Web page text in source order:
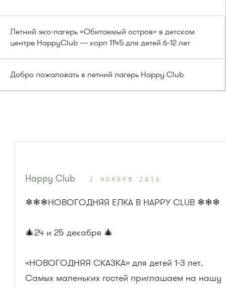
Летний эко-лагерь «Обитаемый остров» в детском
центре HappyClub — корп 1145 для детей 6-12 лет
Добро пожаловать в летний лагерь Happy Club
Happy Club 2 НОЯБРЯ 2016
❄❄❄НОВОГОДНЯЯ ЕЛКА В HAPPY CLUB ❄❄❄
🎄24 и 25 декабря 🎄
«НОВОГОДНЯЯ СКАЗКА» для детей 1-3 лет.
Самых маленьких гостей приглашаем на нашу